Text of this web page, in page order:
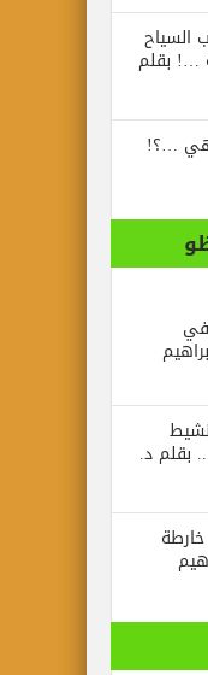
السياح
…! بقلم
هي …؟!
في
بقلم د.